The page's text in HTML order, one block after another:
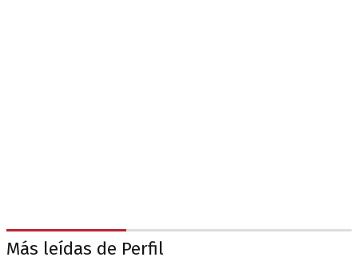
Más leídas de Perfil